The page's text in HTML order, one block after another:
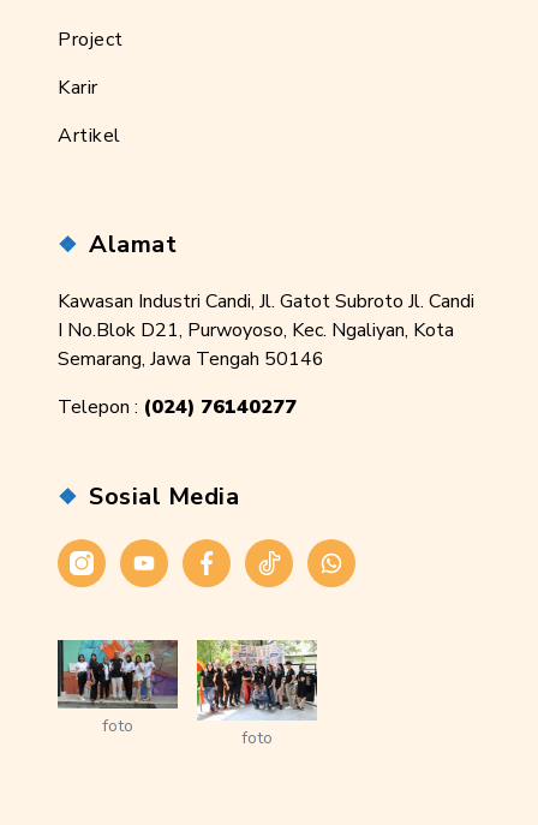
Project
Karir
Artikel
Alamat
Kawasan Industri Candi, Jl. Gatot Subroto Jl. Candi
I No.Blok D21, Purwoyoso, Kec. Ngaliyan, Kota
Semarang, Jawa Tengah 50146
Telepon : (024) 76140277
Sosial Media
InstagramYoutubeFacebookTiktok WhatsApp
foto
foto